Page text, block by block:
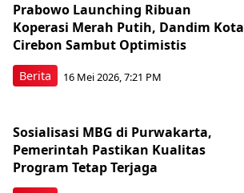
Berita
Prabowo Launching Ribuan
Koperasi Merah Putih, Dandim Kota
Cirebon Sambut Optimistis
16 Mei 2026, 7:21 PM
Sosialisasi MBG di Purwakarta,
Pemerintah Pastikan Kualitas
Program Tetap Terjaga